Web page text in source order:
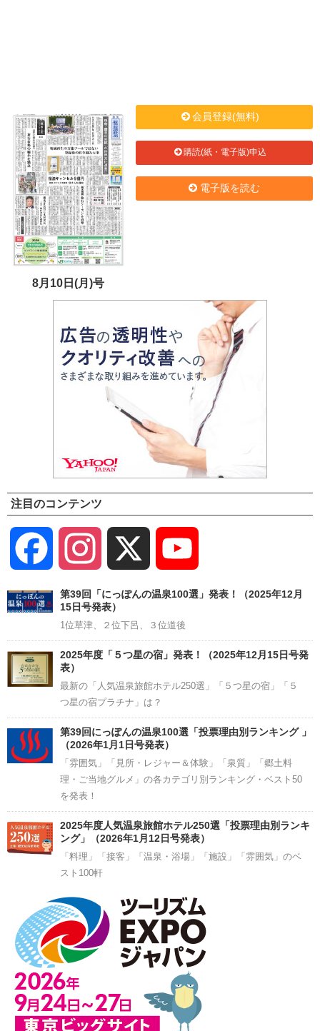
8月10日(月)号
会員登録(無料)
購読(紙・電子版)申込
電子版を読む
注目のコンテンツ
Facebook Instagram
Channel
第39回「にっぽんの温泉100選」発表！（2025年12月
15日号発表）
1位草津、２位下呂、３位道後
2025年度「５つ星の宿」発表！（2025年12月15日号発
表）
最新の「人気温泉旅館ホテル250選」「５つ星の宿」「５
つ星の宿プラチナ」は？
第39回にっぽんの温泉100選「投票理由別ランキング 」
（2026年1月1日号発表）
「雰囲気」「見所・レジャー＆体験」「泉質」「郷土料
理・ご当地グルメ」の各カテゴリ別ランキング・ベスト50
を発表！
2025年度人気温泉旅館ホテル250選「投票理由別ランキ
ング」（2026年1月12日号発表）
「料理」「接客」「温泉・浴場」「施設」「雰囲気」のベ
スト100軒